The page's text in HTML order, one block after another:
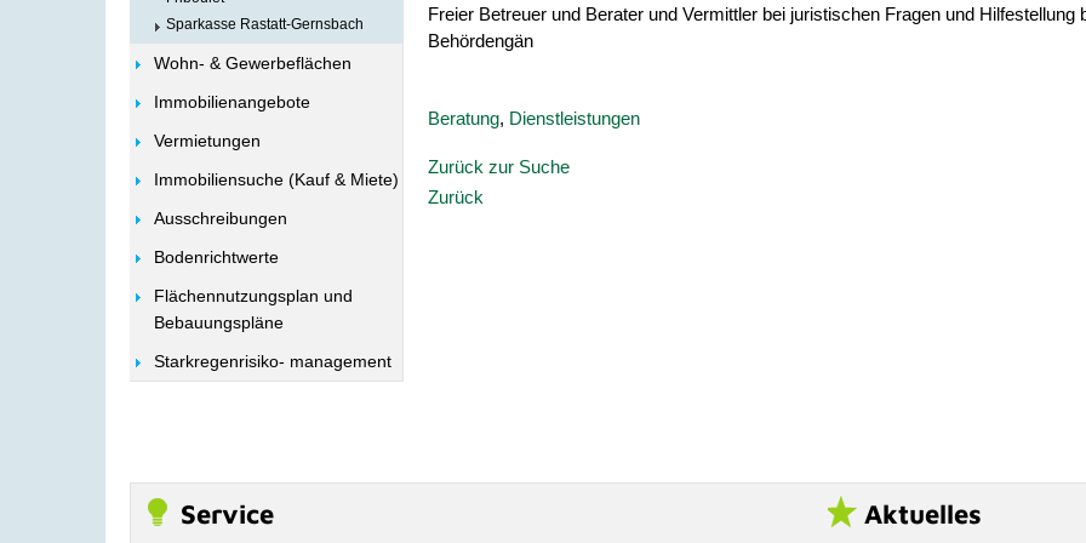
Sparkasse Rastatt-Gernsbach
Wohn- & Gewerbeflächen
Immobilienangebote
Vermietungen
Immobiliensuche (Kauf & Miete)
Ausschreibungen
Bodenrichtwerte
Flächennutzungsplan und
Bebauungspläne
Starkregenrisiko- management
Freier Betreuer und Berater und Vermittler bei juristischen Fragen und Hilfestellung
Behördengän
Beratung, Dienstleistungen
Zurück zur Suche
Zurück
Service Aktuelles